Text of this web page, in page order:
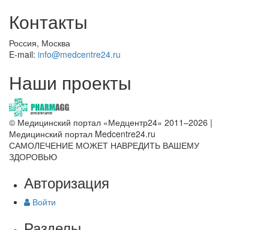
Контакты
Россия, Москва
E-mail: info@medcentre24.ru
Наши проекты
© Медицинский портал «Медцентр24» 2011–2026 |
Медицинский портал Medcentre24.ru
САМОЛЕЧЕНИЕ МОЖЕТ НАВРЕДИТЬ ВАШЕМУ
ЗДОРОВЬЮ
Авторизация
Войти